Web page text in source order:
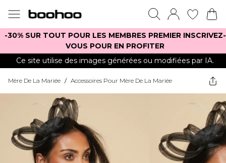
-30% SUR TOUT POUR LES MEMBRES PREMIER INSCRIVEZ-
VOUS POUR EN PROFITER
Ce site utilise des images générées ou modifiées par IA.
Mère De La Mariée / Accessoires Pour Mère De La Mariée